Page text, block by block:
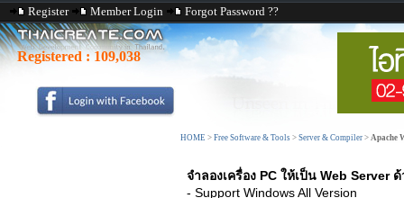
Register Member Login Forgot Password ??
Registered : 109,038
HOME > Free Software & Tools > Server & Compiler > Apache
จำลองเครื่อง PC ให้เป็น Web Server
- Support Windows All Version